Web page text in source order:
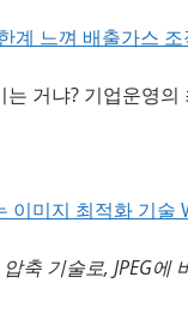
계 느껴 배출가스 조
거냐? 기업운영
이미지 최적화 기술
축 기술로, JPEG